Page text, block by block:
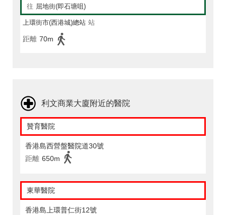
往 屈地街(即石塘咀)
上環街市(西港城)總站 站
距離 70m
利文商業大廈附近的醫院
贊育醫院
香港島西營盤醫院道30號
距離 650m
東華醫院
香港島上環普仁街12號